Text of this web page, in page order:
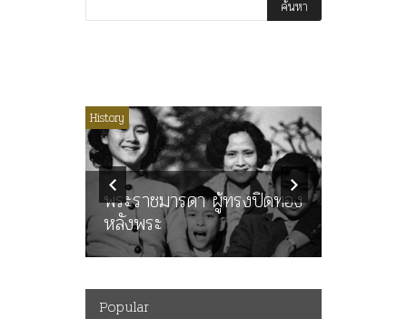
History
พระราชมารดา ผู้ทรงปิดทอง
หลังพระ
Popular